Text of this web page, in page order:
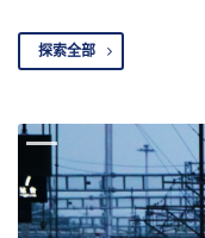
探索全部